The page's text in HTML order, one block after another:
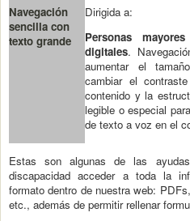
Navegación
sencilla con
texto grande
Dirigida a:
Personas
digitales.
aumentar el
cambiar el
contenido y la
legible o especial
de texto a voz en el
Estas son algunas de las
discapacidad acceder a toda la
formato dentro de nuestra web:
etc., además de permitir rellenar